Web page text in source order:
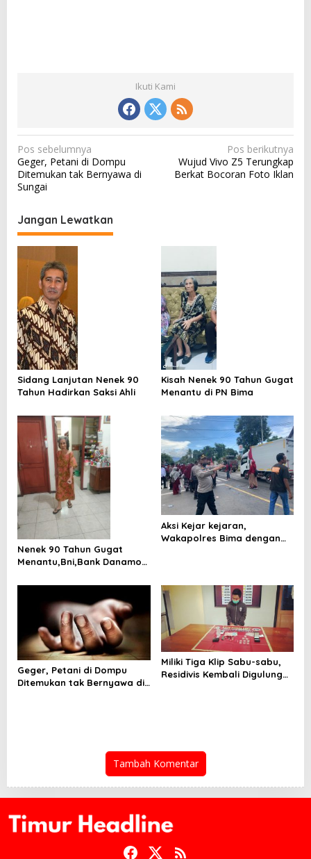
Ikuti Kami
N
a
v
g
a
s
p
o
s
Pos sebelumnya
Geger, Petani di Dompu
Ditemukan tak Bernyawa di
Sungai
Pos berikutnya
Wujud Vivo Z5 Terungkap
Berkat Bocoran Foto Iklan
Jangan Lewatkan
Sidang Lanjutan Nenek 90
Tahun Hadirkan Saksi Ahli
Kisah Nenek 90 Tahun Gugat
Menantu di PN Bima
Nenek 90 Tahun Gugat
Menantu,Bni,Bank Danamon
Aksi Kejar kejaran,
Wakapolres Bima dengan
Geger, Petani di Dompu
Ditemukan tak Bernyawa di
Miliki Tiga Klip Sabu-sabu,
Residivis Kembali Digulung
Tambah Komentar